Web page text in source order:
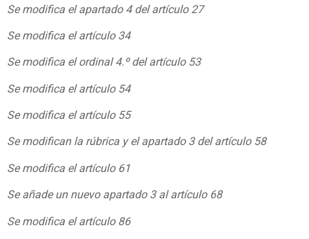
Se modifica el apartado 4 del artículo 27
Se modifica el artículo 34
Se modifica el ordinal 4.º del artículo 53
Se modifica el artículo 54
Se modifica el artículo 55
Se modifican la rúbrica y el apartado 3 del artículo 58
Se modifica el artículo 61
Se añade un nuevo apartado 3 al artículo 68
Se modifica el artículo 86